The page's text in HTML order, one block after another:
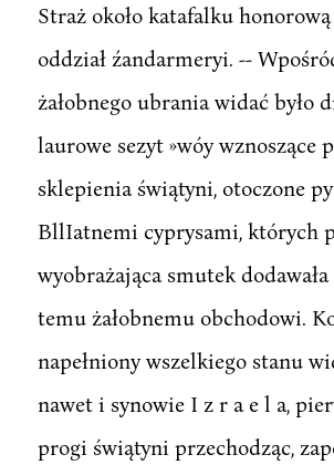
Straż około katafalku
oddział źandarmeryi. --
żałobnego ubrania widać było
laurowe sezyt »wóy wznoszące
sklepienia świątyni, otoczone
BllIatnemi cyprysami, których
wyobrażająca smutek dodawała
temu żałobnemu obchodowi.
napełniony wszelkiego stanu
nawet i synowie I z r a e l a,
progi świątyni przechodząc,